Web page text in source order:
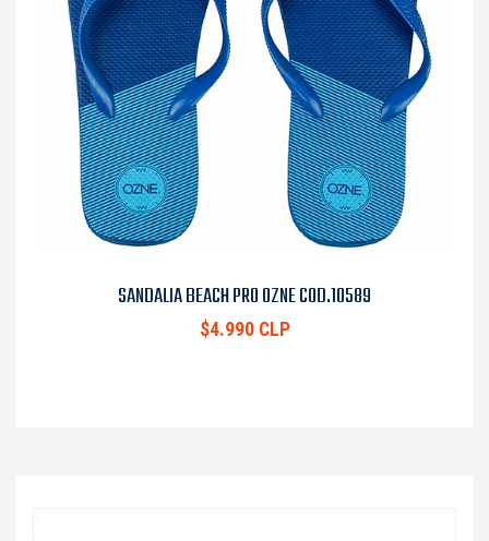
SANDALIA BEACH PRO OZNE COD.10589
$4.990 CLP